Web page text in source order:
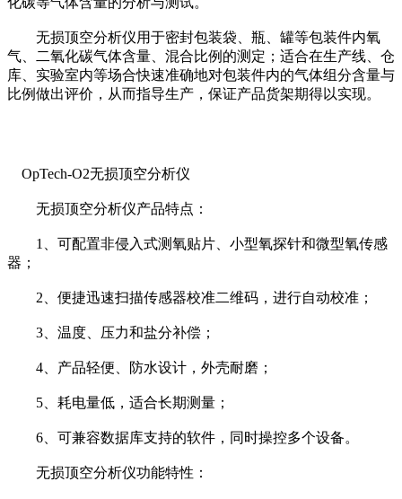
无损顶空分析仪用于密封包装袋、瓶、罐等包装件内氧
气、二氧化碳气体含量、混合比例的测定；适合在生产线、仓
库、实验室内等场合快速准确地对包装件内的气体组分含量与
比例做出评价，从而指导生产，保证产品货架期得以实现。
OpTech-O2无损顶空分析仪
无损顶空分析仪产品特点：
1、可配置非侵入式测氧贴片、小型氧探针和微型氧传感
器；
2、便捷迅速扫描传感器校准二维码，进行自动校准；
3、温度、压力和盐分补偿；
4、产品轻便、防水设计，外壳耐磨；
5、耗电量低，适合长期测量；
6、可兼容数据库支持的软件，同时操控多个设备。
无损顶空分析仪功能特性：